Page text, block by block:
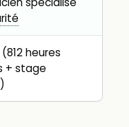
heures
+ stage